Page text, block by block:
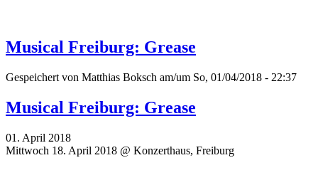
Musical Freiburg: Grease
Gespeichert von Matthias Boksch am/um So, 01/04/2018 - 22:37
Musical Freiburg: Grease
01. April 2018
Mittwoch 18. April 2018 @ Konzerthaus, Freiburg